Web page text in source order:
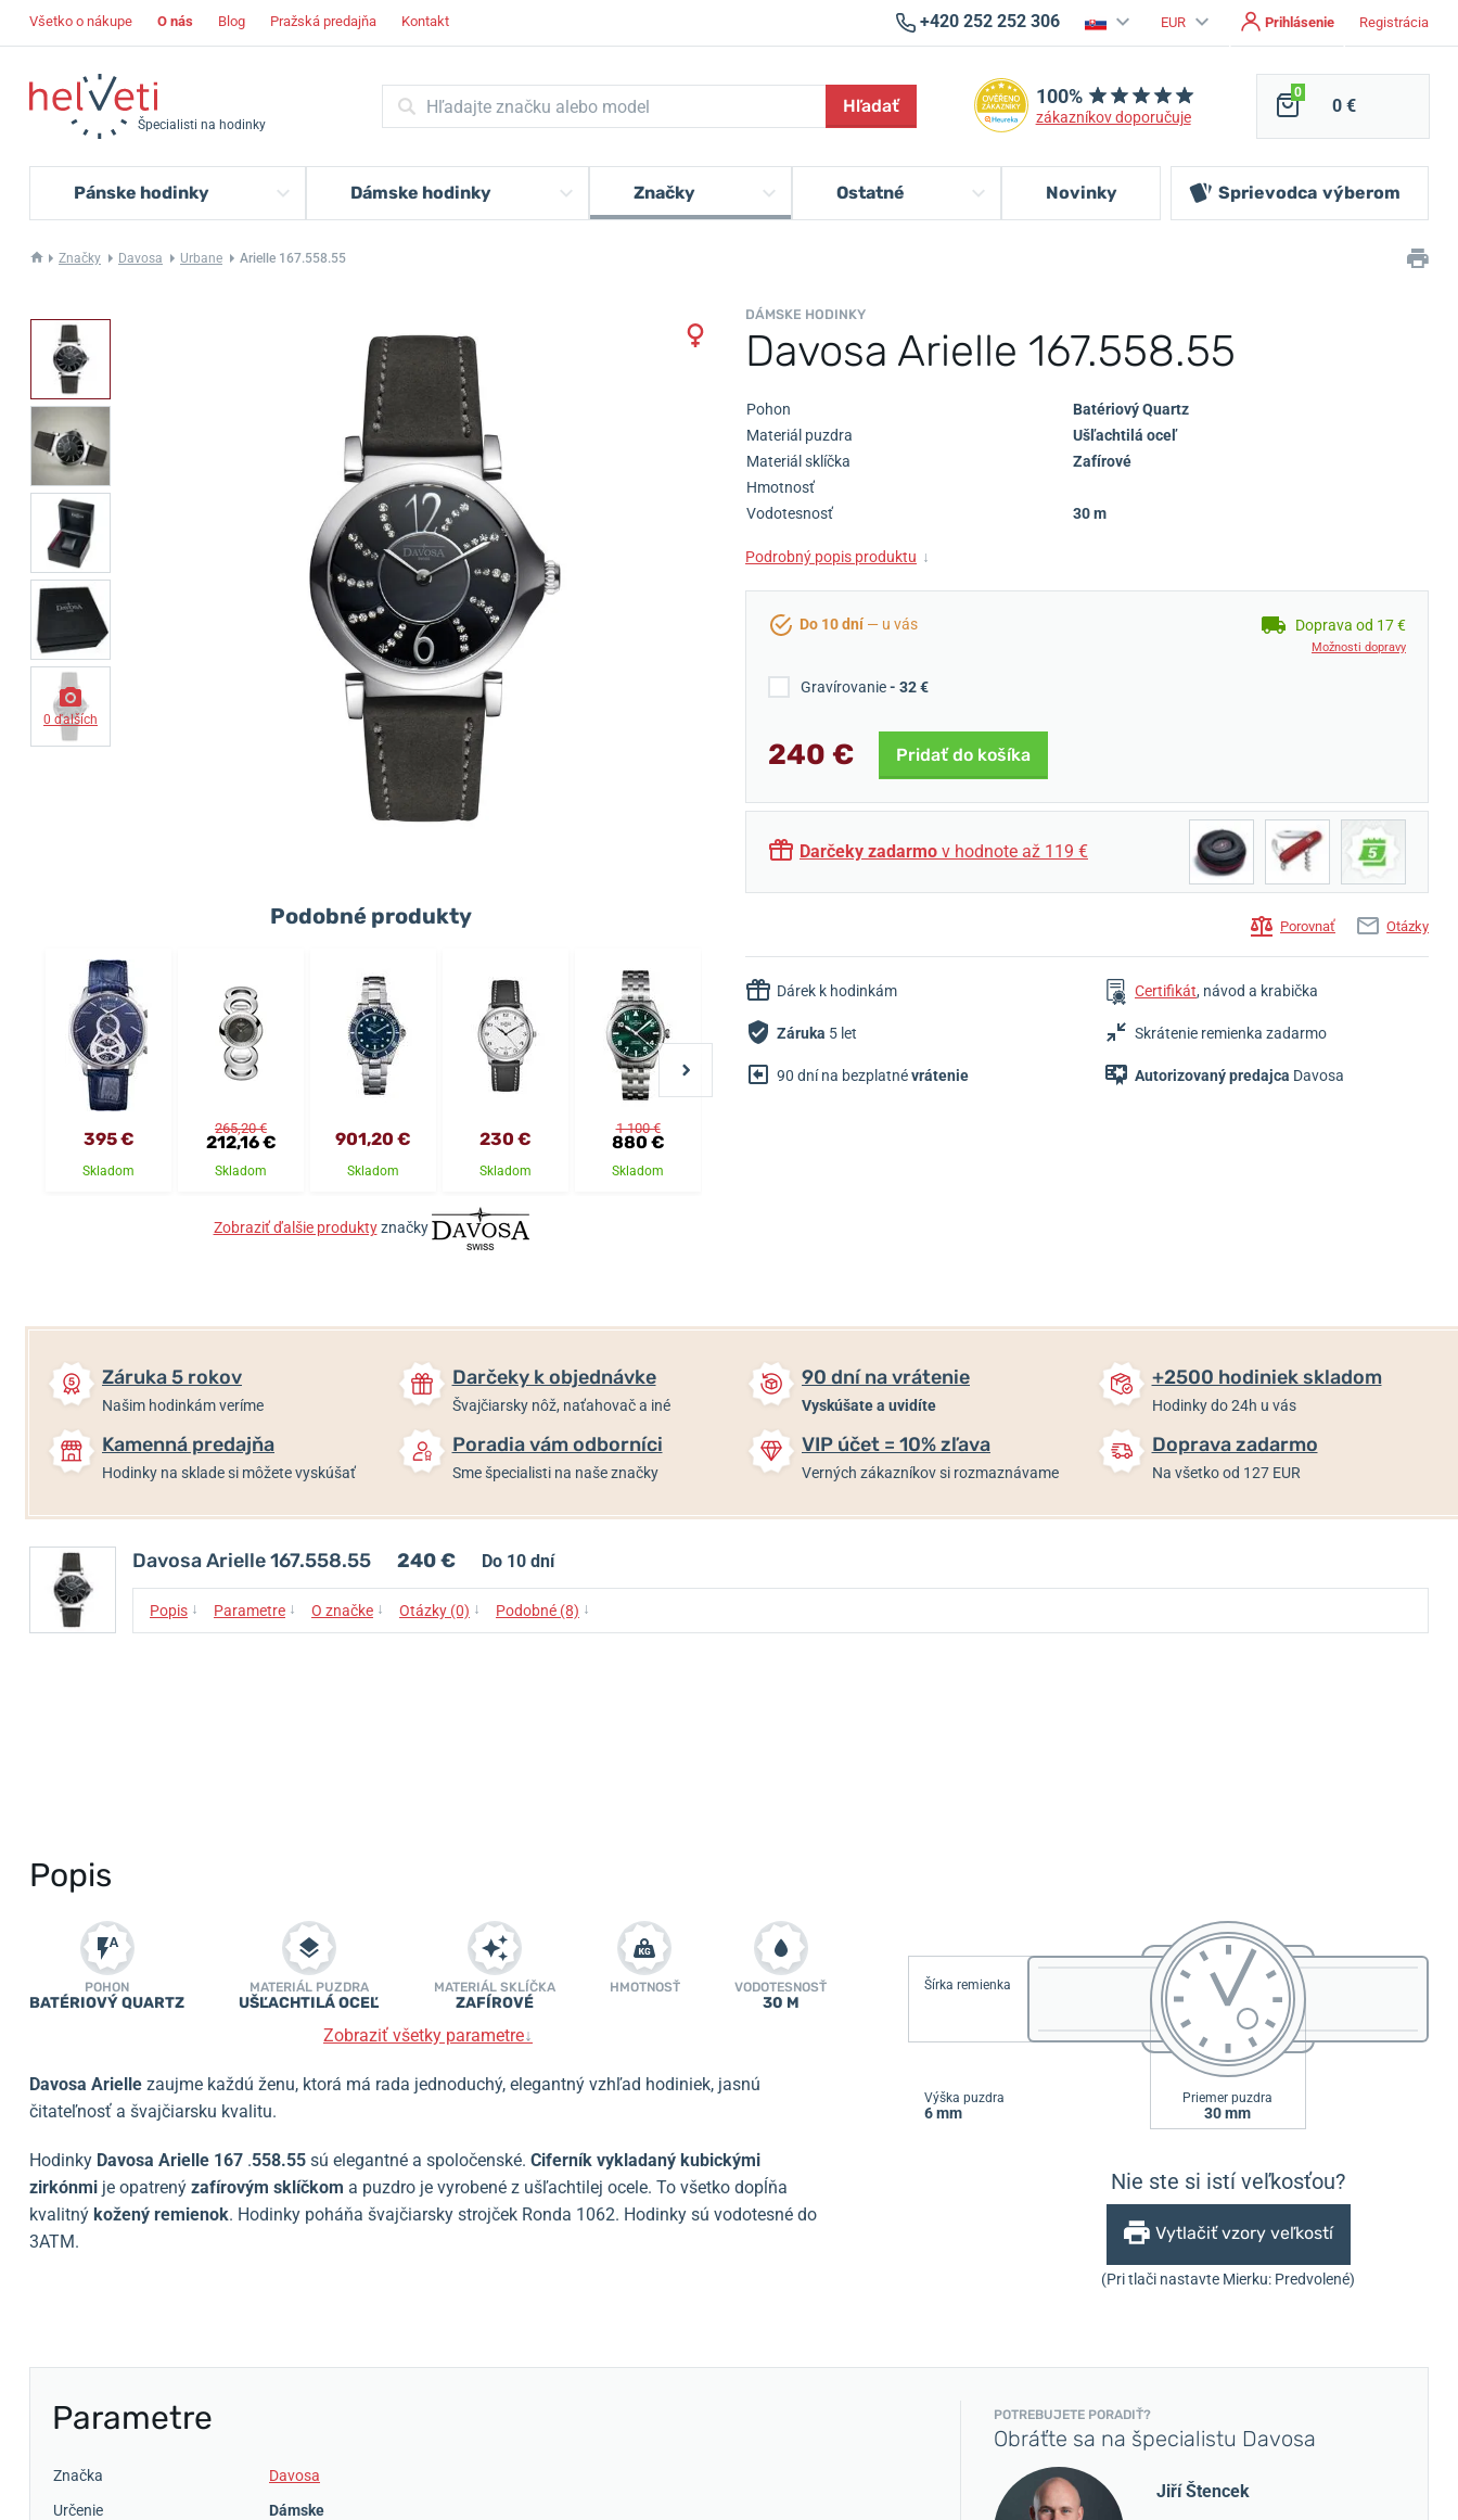
Všetko o nákupe O nás Blog Pražská predajňa Kontakt +420 252 252 306 EUR Prihlásenie Registrácia
Špecialisti na hodinky
Hľadať 100%
zákazníkov doporučuje
0
0 €
Pánske hodinky Dámske hodinky Značky Ostatné Novinky Sprievodca výberom
Značky Davosa Urbane Arielle 167.558.55
DÁMSKE HODINKY
Davosa Arielle 167.558.55
0 ďalších
Pohon
Batériový Quartz
Materiál puzdra
Ušľachtilá oceľ
Materiál sklíčka
Zafírové
Hmotnosť
Vodotesnosť
30 m
Podrobný popis produktu ↓
Do 10 dní — u vás Doprava od 17 €
Možnosti dopravy
Gravírovanie- 32 €
240 € Pridať do košíka
Darčeky zadarmo v hodnote až 119 €
Porovnať Otázky
Dárek k hodinkám Certifikát, návod a krabička
Záruka 5 let Skrátenie remienka zadarmo
90 dní na bezplatnévrátenie Autorizovaný predajca Davosa
Podobné produkty
395 €
Skladom
265,20 €
212,16 €
Skladom
901,20 €
Skladom
230 €
Skladom
1 100 €
880 €
Skladom
Zobraziť ďalšie produktyznačky
Záruka 5 rokov
Našim hodinkám veríme
Darčeky k objednávke
Švajčiarsky nôž, naťahovač a iné
90 dní na vrátenie
Vyskúšate a uvidíte
+2500 hodiniek skladom
Hodinky do 24h u vás
Kamenná predajňa
Hodinky na sklade si môžete vyskúšať
Poradia vám odborníci
Sme špecialisti na naše značky
VIP účet = 10% zľava
Verných zákazníkov si rozmaznávame
Doprava zadarmo
Na všetko od 127 EUR
Davosa Arielle 167.558.55 240 € Do 10 dní
Popis ↓ Parametre ↓ O značke ↓ Otázky (0) ↓ Podobné (8) ↓
Popis
POHON
BATÉRIOVÝ QUARTZ
MATERIÁL PUZDRA
UŠĽACHTILÁ OCEĽ
MATERIÁL SKLÍČKA
ZAFÍROVÉ
HMOTNOSŤ VODOTESNOSŤ
30 M
Zobraziť všetky parametre↓
Davosa Arielle zaujme každú ženu, ktorá má rada jednoduchý, elegantný vzhľad hodiniek, jasnú
čitateľnosť a švajčiarsku kvalitu.
Hodinky Davosa Arielle 167 .558.55 sú elegantné a spoločenské. Ciferník vykladaný kubickými
zirkónmi je opatrený zafírovým sklíčkom a puzdro je vyrobené z ušľachtilej ocele. To všetko dopĺňa
kvalitný kožený remienok. Hodinky poháňa švajčiarsky strojček Ronda 1062. Hodinky sú vodotesné do
3ATM.
Šírka remienka
Výška puzdra
6 mm
Priemer puzdra
30 mm
Nie ste si istí veľkosťou?
Vytlačiť vzory veľkostí
(Pri tlači nastavte Mierku: Predvolené)
Parametre
Značka
Davosa
Určenie
Dámske
POTREBUJETE PORADIŤ?
Obráťte sa na špecialistu Davosa
Jiří Štencek